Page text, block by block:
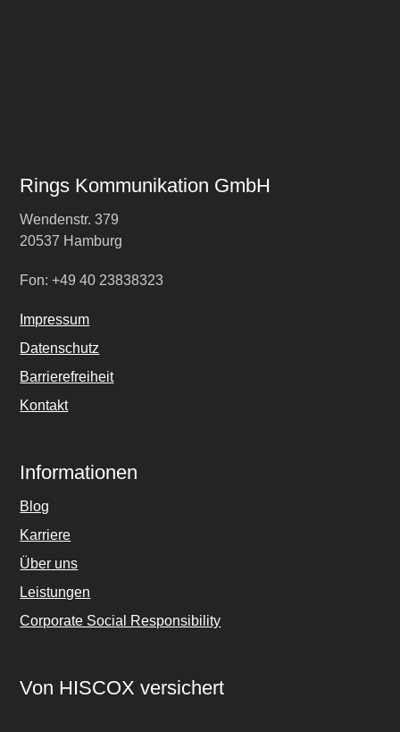
Rings Kommunikation GmbH
Wendenstr. 379
20537 Hamburg
Fon: +49 40 23838323
Impressum
Datenschutz
Barrierefreiheit
Kontakt
Informationen
Blog
Karriere
Über uns
Leistungen
Corporate Social Responsibility
Von HISCOX versichert